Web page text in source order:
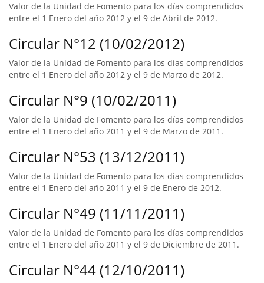
Valor de la Unidad de Fomento para los días comprendidos
entre el 1 Enero del año 2012 y el 9 de Abril de 2012.
Circular N°12 (10/02/2012)
Valor de la Unidad de Fomento para los días comprendidos
entre el 1 Enero del año 2012 y el 9 de Marzo de 2012.
Circular N°9 (10/02/2011)
Valor de la Unidad de Fomento para los días comprendidos
entre el 1 Enero del año 2011 y el 9 de Marzo de 2011.
Circular N°53 (13/12/2011)
Valor de la Unidad de Fomento para los días comprendidos
entre el 1 Enero del año 2011 y el 9 de Enero de 2012.
Circular N°49 (11/11/2011)
Valor de la Unidad de Fomento para los días comprendidos
entre el 1 Enero del año 2011 y el 9 de Diciembre de 2011.
Circular N°44 (12/10/2011)